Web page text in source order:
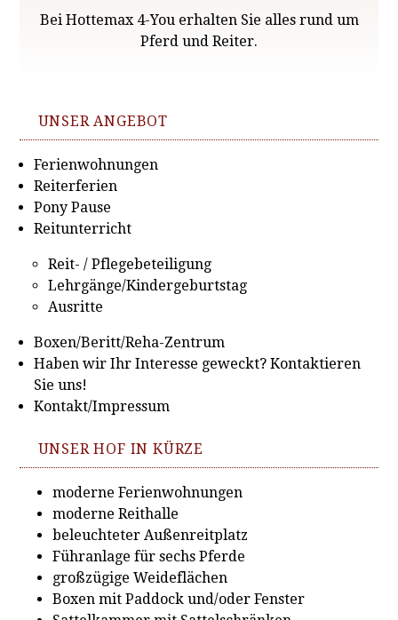
Bei Hottemax 4-You erhalten Sie alles rund um
Pferd und Reiter.
UNSER ANGEBOT
Ferienwohnungen
Reiterferien
Pony Pause
Reitunterricht
Reit- / Pflegebeteiligung
Lehrgänge/Kindergeburtstag
Ausritte
Boxen/Beritt/Reha-Zentrum
Haben wir Ihr Interesse geweckt? Kontaktieren
Sie uns!
Kontakt/Impressum
UNSER HOF IN KÜRZE
moderne Ferienwohnungen
moderne Reithalle
beleuchteter Außenreitplatz
Führanlage für sechs Pferde
großzügige Weideflächen
Boxen mit Paddock und/oder Fenster